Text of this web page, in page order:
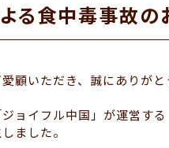
る食中毒事故の
顧いただき、誠にありがと
ョイフル中国」が運営す
ました。